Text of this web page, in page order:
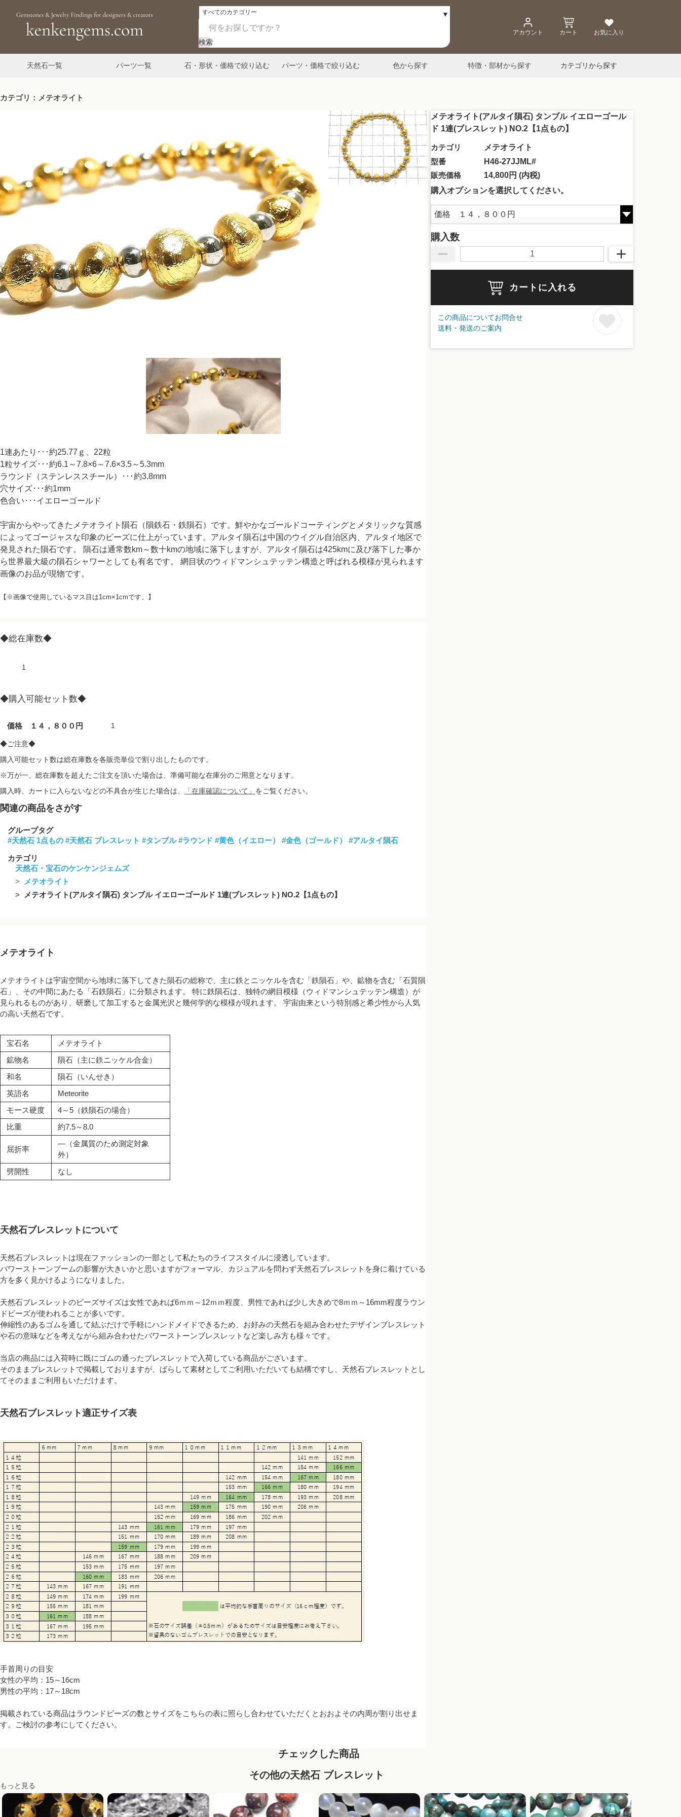
検索
アカウント カート お気に入り
天然石一覧 パーツ一覧 石・形状・価格で絞り込む パーツ・価格で絞り込む 色から探す 特徴・部材から探す カテゴリから探す
カテゴリ：メテオライト
メテオライト(アルタイ隕石) タンブル イエローゴール
ド 1連(ブレスレット) NO.2【1点もの】
カテゴリ
メテオライト
型番
H46-27JJML#
販売価格
14,800円 (内税)
購入オプションを選択してください。
購入数
カートに入れる
この商品についてお問合せ
送料・発送のご案内
1連あたり･･･約25.77ｇ、22粒
1粒サイズ･･･約6.1～7.8×6～7.6×3.5～5.3mm
ラウンド（ステンレススチール）･･･約3.8mm
穴サイズ･･･約1mm
色合い･･･イエローゴールド
宇宙からやってきたメテオライト隕石（隕鉄石・鉄隕石）です。鮮やかなゴールドコーティングとメタリックな質感
によってゴージャスな印象のビーズに仕上がっています。アルタイ隕石は中国のウイグル自治区内、アルタイ地区で
発見された隕石です。 隕石は通常数km～数十kmの地域に落下しますが、アルタイ隕石は425kmに及び落下した事か
ら世界最大級の隕石シャワーとしても有名です。 網目状のウィドマンシュテッテン構造と呼ばれる模様が見られます
画像のお品が現物です。
【※画像で使用しているマス目は1cm×1cmです。】
◆総在庫数◆
1
◆購入可能セット数◆
価格 １４，８００円 1
◆ご注意◆
購入可能セット数は総在庫数を各販売単位で割り出したものです。
※万が一、総在庫数を超えたご注文を頂いた場合は、準備可能な在庫分のご用意となります。
購入時、カートに入らないなどの不具合が生じた場合は、
「在庫確認について」 をご覧ください。
関連の商品をさがす
グループタグ
#天然石 1点もの #天然石 ブレスレット #タンブル #ラウンド #黄色（イエロー） #金色（ゴールド） #アルタイ隕石
カテゴリ
天然石・宝石のケンケンジェムズ
メテオライト
メテオライト(アルタイ隕石) タンブル イエローゴールド 1連(ブレスレット) NO.2【1点もの】
メテオライト
メテオライトは宇宙空間から地球に落下してきた隕石の総称で、主に鉄とニッケルを含む「鉄隕石」や、鉱物を含む「石質隕
石」、その中間にあたる「石鉄隕石」に分類されます。 特に鉄隕石は、独特の網目模様（ウィドマンシュテッテン構造）が
見られるものがあり、研磨して加工すると金属光沢と幾何学的な模様が現れます。 宇宙由来という特別感と希少性から人気
の高い天然石です。
宝石名
メテオライト
鉱物名
隕石（主に鉄ニッケル合金）
和名
隕石（いんせき）
英語名
Meteorite
モース硬度
4～5（鉄隕石の場合）
比重
約7.5～8.0
屈折率
―（金属質のため測定対象
外）
劈開性
なし
天然石ブレスレットについて
天然石ブレスレットは現在ファッションの一部として私たちのライフスタイルに浸透しています。
パワーストーンブームの影響が大きいかと思いますがフォーマル、カジュアルを問わず天然石ブレスレットを身に着けている
方を多く見かけるようになりました。
天然石ブレスレットのビーズサイズは女性であれば6ｍｍ～12ｍｍ程度、男性であれば少し大きめで8ｍｍ～16mm程度ラウン
ドビーズが使われることが多いです。
伸縮性のあるゴムを通して結ぶだけで手軽にハンドメイドできるため、お好みの天然石を組み合わせたデザインブレスレット
や石の意味などを考えながら組み合わせたパワーストーンブレスレットなど楽しみ方も様々です。
当店の商品には入荷時に既にゴムの通ったブレスレットで入荷している商品がございます。
そのままブレスレットで掲載しておりますが、ばらして素材としてご利用いただいても結構ですし、天然石ブレスレットとし
てそのままご利用もいただけます。
天然石ブレスレット適正サイズ表
手首周りの目安
女性の平均：15～16cm
男性の平均：17～18cm
掲載されている商品はラウンドビーズの数とサイズをこちらの表に照らし合わせていただくとおおよその内周が割り出せま
す。ご検討の参考にしてください。
チェックした商品
その他の天然石 ブレスレット
もっと見る